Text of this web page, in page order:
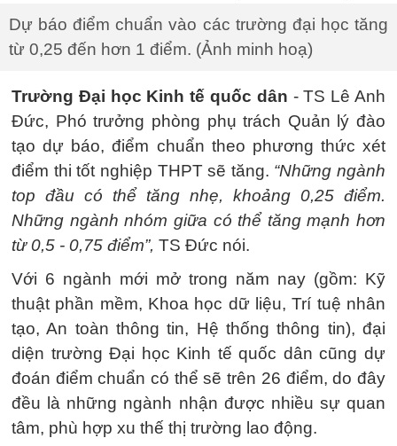
Dự báo điểm chuẩn vào các trường đại học tăng
từ 0,25 đến hơn 1 điểm. (Ảnh minh hoạ)
Trường Đại học Kinh tế quốc dân - TS Lê Anh
Đức, Phó trưởng phòng phụ trách Quản lý đào
tạo dự báo, điểm chuẩn theo phương thức xét
điểm thi tốt nghiệp THPT sẽ tăng. “Những ngành
top đầu có thể tăng nhẹ, khoảng 0,25 điểm.
Những ngành nhóm giữa có thể tăng mạnh hơn
từ 0,5 - 0,75 điểm”, TS Đức nói.
Với 6 ngành mới mở trong năm nay (gồm: Kỹ
thuật phần mềm, Khoa học dữ liệu, Trí tuệ nhân
tạo, An toàn thông tin, Hệ thống thông tin), đại
diện trường Đại học Kinh tế quốc dân cũng dự
đoán điểm chuẩn có thể sẽ trên 26 điểm, do đây
đều là những ngành nhận được nhiều sự quan
tâm, phù hợp xu thế thị trường lao động.